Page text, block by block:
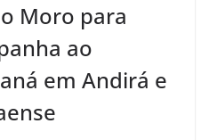
Moro para
ao
em Andirá e